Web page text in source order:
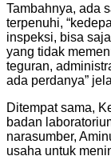
Tambahnya, ada
terpenuhi,
inspeksi, bisa
yang tidak
teguran,
ada perdanya”
Ditempat sama,
badan
narasumber,
usaha untuk